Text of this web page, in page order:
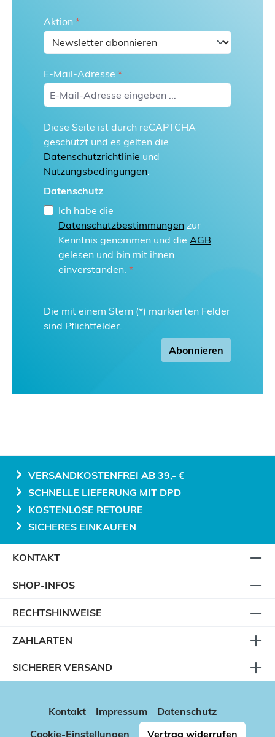
Aktion *
E-Mail-Adresse *
Diese Seite ist durch reCAPTCHA
geschützt und es gelten die
Datenschutzrichtlinie und
Nutzungsbedingungen.
Datenschutz
Ich habe die
Datenschutzbestimmungen zur
Kenntnis genommen und die AGB
gelesen und bin mit ihnen
einverstanden. *
Die mit einem Stern (*) markierten Felder
sind Pflichtfelder.
Abonnieren
VERSANDKOSTENFREI AB 39,- €
SCHNELLE LIEFERUNG MIT DPD
KOSTENLOSE RETOURE
SICHERES EINKAUFEN
KONTAKT
SHOP-INFOS
RECHTSHINWEISE
ZAHLARTEN
SICHERER VERSAND
Kontakt Impressum
Datenschutz
Cookie-Einstellungen
Vertrag widerrufen